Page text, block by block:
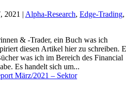
2021 | Alpha-Research, Edge-Trading,
& -Trader, ein Buch was ich
diesen Artikel hier zu schreiben.
was ich im Bereich des Financial
Es handelt sich um...